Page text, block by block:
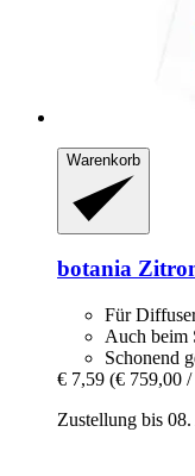
Warenkorb
botania
Für
Auch beim
Schonend
€ 7,59 (€ 759,00
Zustellung bis